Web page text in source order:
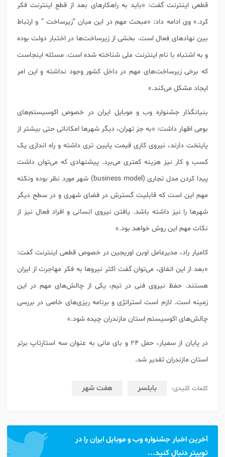
قطعی اینترنت گفت: «باید به راهکار‌های بعد از قطع اینترنت فکر
کرد.» وی ادامه داد: «مبحث مهم در این میان “زیرساخت ” و ارتباط
بین نهاد‌های فعال است. بخشی از زیرساخت‌ها در اختبار دولت بوده
و به اشتباه با نام اینترنت ملی شناخته شده است. مسئله اینجاست
که برخی زیرساخت‌های مهم در داخل کشور وجود نداشته و این امر
ایجاد مشکل می‌کند.»
بنیانگذار جشنواره وب و موبایل ایران در خصوص اکوسیستم‌های
بومی اظهار داشت: «به جز تهران، دیگر شهر‌ها امکاناتی حتی بیشتر از
پایتخت دارند، نیروی کاری قیمت پایین تری داشته و راه اندازی یک
کسب و کار نیز هزینه کمتری می‌برد. پیشنهادی که می‌توان داشت
پیدا کردن مدل تجاری (business model) شهر مورد نظر بوده ونکته
مهم این است که قابلیت گسترش در فضای شهری و در سطح دیگر
شهر‌ها را نیز داشته باشد. یافتن نیروی انسانی و افراد فعال نیز از
نکات مهم این روش خواهد بود.»
کامیار راد، مدیرعامل اوبن اوریجین در خصوص قطعی اینترنت گفت:
«بعد از این اتفاق، می‌توان گفت اکثر نیرو‌ها به فکر مهاجرت از ایران
هستند. حفظ نیروی فنی در تیم، یکی از چالش‌های مهم در این
زمینه است. لازم است استراتژی و برنامه ریزی‌های خاصی در بررسی
چالش‌های اکوسیستم استان مازندران چیده شود.»
در پایان از سمیار، حمل ۲۴ و بای مانی به عنوان سه استارتاپ برتر
استان مازندران تقدیر شد.
کلمات کلیدی: بابلسر هفت شهر
آخرین اخبار جشنواره وب و موبایل ایران را در
توییتر دنبال کنید...